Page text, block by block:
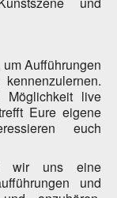
Aufführungen
live
Eure eigene
euch
wir uns eine
und